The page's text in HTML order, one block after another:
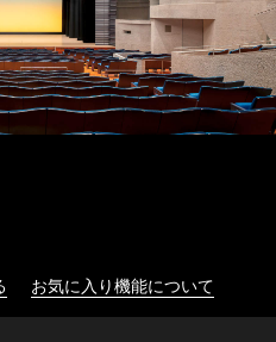
お気に入り機能について